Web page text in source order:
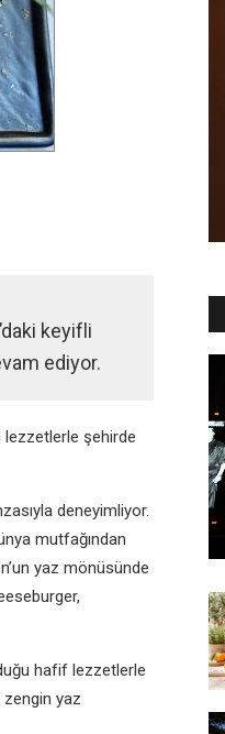
keyifli
ediyor.
lezzetlerle şehirde
deneyimliyor.
mutfağından
yaz mönüsünde
hafif lezzetlerle
zengin yaz